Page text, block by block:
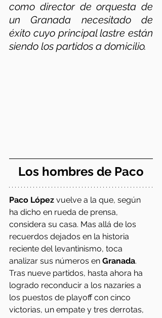
como director de orquesta de
un Granada necesitado de
éxito cuyo principal lastre están
siendo los partidos a domicilio.
Los hombres de Paco
Paco López vuelve a la que, según
ha dicho en rueda de prensa,
considera su casa. Mas allá de los
recuerdos dejados en la historia
reciente del levantinismo, toca
analizar sus números en Granada.
Tras nueve partidos, hasta ahora ha
logrado reconducir a los nazaríes a
los puestos de playoff con cinco
victorias, un empate y tres derrotas,